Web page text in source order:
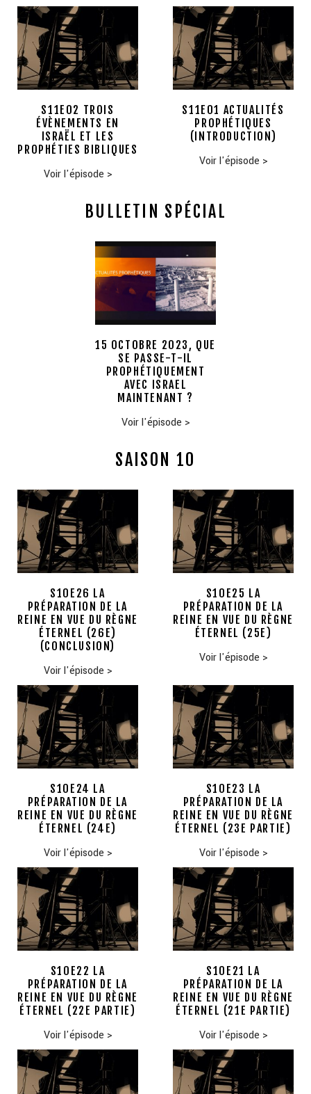
S11E02 TROIS
ÉVÈNEMENTS EN
ISRAËL ET LES
PROPHÉTIES BIBLIQUES
Voir l'épisode >
S11E01 ACTUALITÉS
PROPHÉTIQUES
(INTRODUCTION)
Voir l'épisode >
BULLETIN SPÉCIAL
15 OCTOBRE 2023, QUE
SE PASSE-T-IL
PROPHÉTIQUEMENT
AVEC ISRAEL
MAINTENANT ?
Voir l'épisode >
SAISON 10
S10E26 LA
PRÉPARATION DE LA
REINE EN VUE DU RÈGNE
ÉTERNEL (26E)
(CONCLUSION)
Voir l'épisode >
S10E25 LA
PRÉPARATION DE LA
REINE EN VUE DU RÈGNE
ÉTERNEL (25E)
Voir l'épisode >
S10E24 LA
PRÉPARATION DE LA
REINE EN VUE DU RÈGNE
ÉTERNEL (24E)
Voir l'épisode >
S10E23 LA
PRÉPARATION DE LA
REINE EN VUE DU RÈGNE
ÉTERNEL (23E PARTIE)
Voir l'épisode >
S10E22 LA
PRÉPARATION DE LA
REINE EN VUE DU RÈGNE
ÉTERNEL (22E PARTIE)
Voir l'épisode >
S10E21 LA
PRÉPARATION DE LA
REINE EN VUE DU RÈGNE
ÉTERNEL (21E PARTIE)
Voir l'épisode >